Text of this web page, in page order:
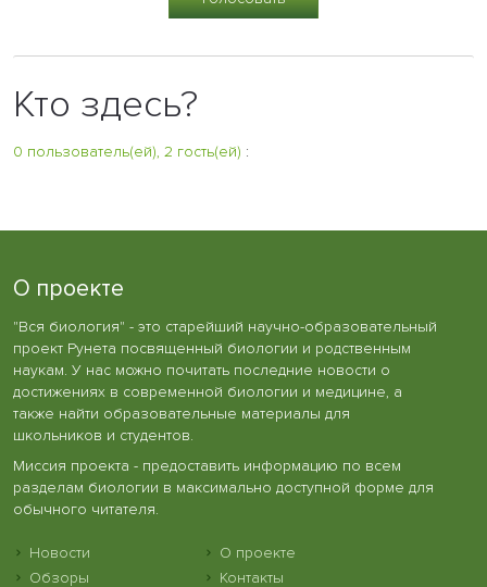
Кто здесь?
0 пользователь(ей), 2 гость(ей) :
О проекте
"Вся биология" - это старейший научно-образовательный
проект Рунета посвященный биологии и родственным
наукам. У нас можно почитать последние новости о
достижениях в современной биологии и медицине, а
также найти образовательные материалы для
школьников и студентов.
Миссия проекта - предоставить информацию по всем
разделам биологии в максимально доступной форме для
обычного читателя.
Новости
Обзоры
О проекте
Контакты